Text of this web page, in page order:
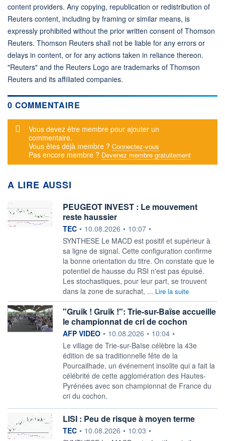
content providers. Any copying, republication or redistribution of
Reuters content, including by framing or similar means, is
expressly prohibited without the prior written consent of Thomson
Reuters. Thomson Reuters shall not be liable for any errors or
delays in content, or for any actions taken in reliance thereon.
"Reuters" and the Reuters Logo are trademarks of Thomson
Reuters and its affiliated companies.
0 COMMENTAIRE
Message d'alerte
Vous devez être membre pour ajouter un
commentaire.
Vous êtes déjà membre ? Connectez-vous
Pas encore membre ? Devenez membre gratuitement
A LIRE AUSSI
PEUGEOT INVEST : Le mouvement
reste haussier
information fournie par
TEC • 10.08.2026 • 10:07 •
SYNTHESE Le MACD est positif et supérieur à
sa ligne de signal. Cette configuration confirme
la bonne orientation du titre. On constate que le
potentiel de hausse du RSI n'est pas épuisé.
Les stochastiques, pour leur part, se trouvent
dans la zone de surachat, ... Lire la suite
"Gruik ! Gruik !": Trie-sur-Baïse accueille
le championnat de cri de cochon
information fournie par
AFP VIDEO • 10.08.2026 • 10:04 •
Le village de Trie-sur-Baïse célèbre la 43e
édition de sa traditionnelle fête de la
Pourcailhade, un événement insolite qui a fait la
célébrité de cette agglomération des Hautes-
Pyrénées avec son championnat de France du
cri du cochon.
LISI : Peu de risque à moyen terme
information fournie par
TEC • 10.08.2026 • 10:03 •